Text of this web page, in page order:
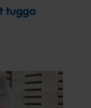
tugga